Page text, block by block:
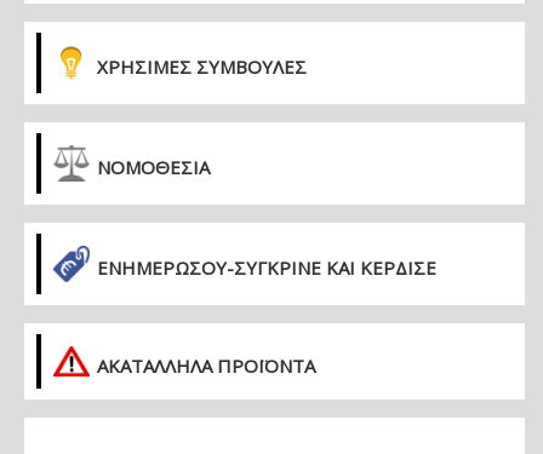
ΧΡΗΣΙΜΕΣ ΣΥΜΒΟΥΛΕΣ
ΝΟΜΟΘΕΣΙΑ
ΕΝΗΜΕΡΏΣΟΥ-ΣΎΓΚΡΙΝΕ ΚΑΙ ΚΈΡΔΙΣΕ
ΑΚΑΤΑΛΛΗΛΑ ΠΡΟΪΟΝΤΑ